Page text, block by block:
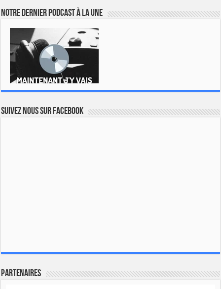
Notre dernier podcast à la une
Suivez nous sur Facebook
Partenaires